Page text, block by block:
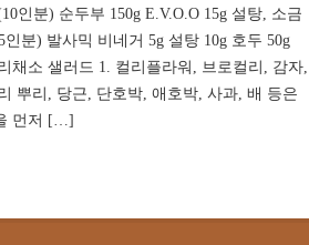
인분) 순두부 150g E.V.O.O 15g 설탕, 소금
인분) 발사믹 비네거 5g 설탕 10g 호두 50g
채소 샐러드 1. 컬리플라워, 브로컬리, 감자,
뿌리, 당근, 단호박, 애호박, 사과, 배 등은
먼저 […]